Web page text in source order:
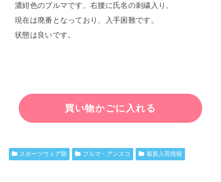
濃紺色のブルマです。右腰に氏名の刺繍入り。
現在は廃番となっており、入手困難です。
状態は良いです。
スポーツウェア類 ブルマ・アンスコ 最新入荷情報